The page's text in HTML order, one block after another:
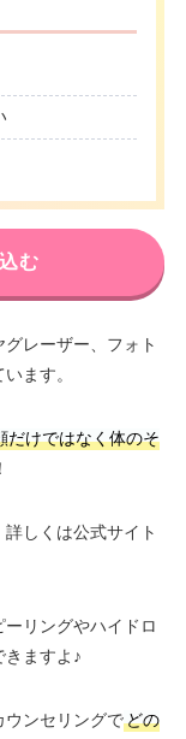
む
レーザー、フォト
ます。
だけではなく体のそ
しくは公式サイト
リングやハイドロ
ますよ♪
ウンセリングでどの